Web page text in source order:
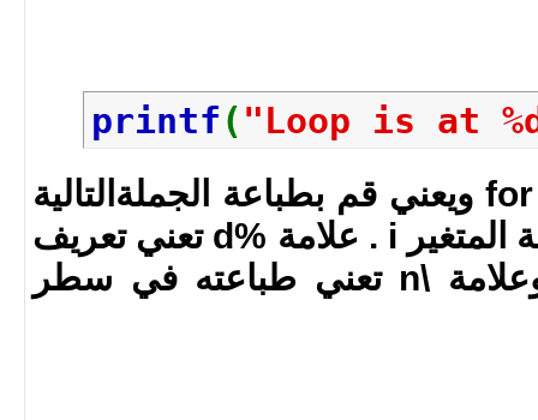
printf ( "Loop is at
البودي الخاص بال for loop ويعني قم بطباعة الجملةالتالية
Loop is at ملحوقة بقيمة المتغير i . علامة %d تعني تعريف
للمتغير i عند الطباعة وعلامة \n تعني طباعته في سطر